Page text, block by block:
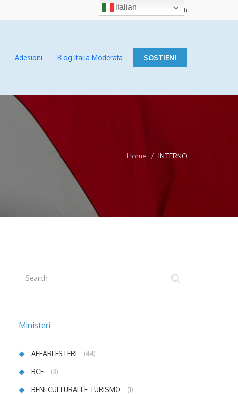
Contatti
SOSTIENI
Adesioni Blog Italia Moderata
Home INTERNO
Ministeri
AFFARI ESTERI (44)
BCE (3)
BENI CULTURALI E TURISMO (1)
Italian